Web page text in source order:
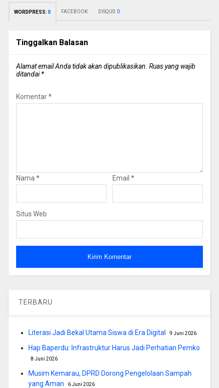
WORDPRESS: 0 FACEBOOK: DISQUS: 0
Tinggalkan Balasan
Alamat email Anda tidak akan dipublikasikan. Ruas yang wajib
ditandai*
Komentar*
Nama * Email *
Situs Web
TERBARU
Literasi Jadi Bekal Utama Siswa di Era Digital 9 Juni 2026
Hap Baperdu: Infrastruktur Harus Jadi Perhatian Pemko
8 Juni 2026
Musim Kemarau, DPRD Dorong Pengelolaan Sampah
yang Aman
6 Juni 2026